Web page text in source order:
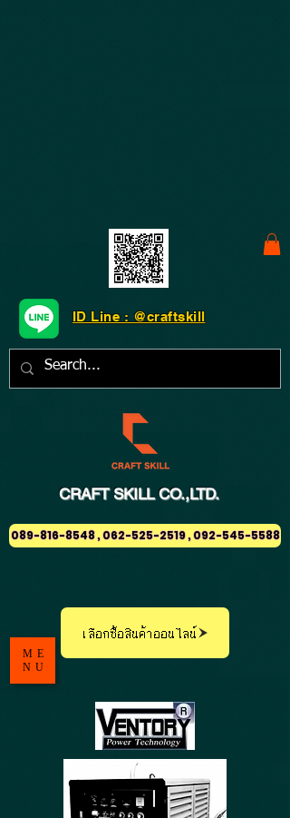
CRAFT SKILL CO.,LTD.
ID Line : @craftskill
089-816-8548 , 062-525-2519 , 092-545-5588
เลือกซื้อสินค้าออนไลน์
ME
NU